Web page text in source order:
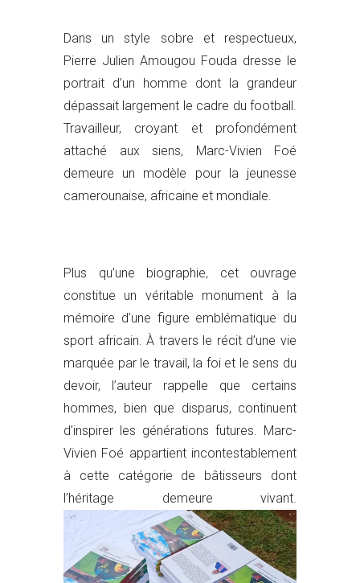
Dans un style sobre et respectueux,
Pierre Julien Amougou Fouda dresse le
portrait d’un homme dont la grandeur
dépassait largement le cadre du football.
Travailleur, croyant et profondément
attaché aux siens, Marc-Vivien Foé
demeure un modèle pour la jeunesse
camerounaise, africaine et mondiale.
Plus qu’une biographie, cet ouvrage
constitue un véritable monument à la
mémoire d’une figure emblématique du
sport africain. À travers le récit d’une vie
marquée par le travail, la foi et le sens du
devoir, l’auteur rappelle que certains
hommes, bien que disparus, continuent
d’inspirer les générations futures. Marc-
Vivien Foé appartient incontestablement
à cette catégorie de bâtisseurs dont
l’héritage demeure vivant.